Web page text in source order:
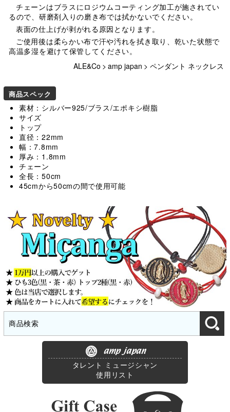
チェーンはブラスにロジウムコーティング加工が施されてい
るので、研磨剤入りの磨き布では拭かないでください。
表面の仕上げが剥がれる原因となります。
ご使用後は柔らかい布で汗や汚れを拭き取り、乾いた状態で
高温多湿を避けて保管してください。
ALE&Co > amp japan > ペンダント ネックレス
商品スペック
素材：シルバー925/ブラス/エポキシ樹脂
サイズ
トップ
直径：22mm
幅：7.8mm
厚み：1.8mm
チェーン
全長：50cm
45cmから50cmの間で使用可能
amp japan
タレント ミュージシャン
使用リスト